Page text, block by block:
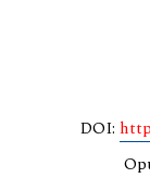
DOI: